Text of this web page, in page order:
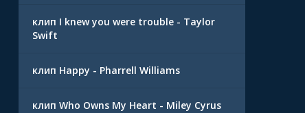
клип I knew you were trouble - Taylor
Swift
клип Happy - Pharrell Williams
клип Who Owns My Heart - Miley Cyrus